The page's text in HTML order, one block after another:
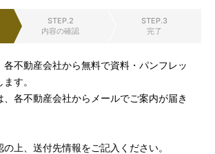
STEP.2
内容の確認
STEP.3
完了
各不動産会社から無料で資料・パンフレッ
す。
、各不動産会社からメールでご案内が届き
上、送付先情報をご記入ください。